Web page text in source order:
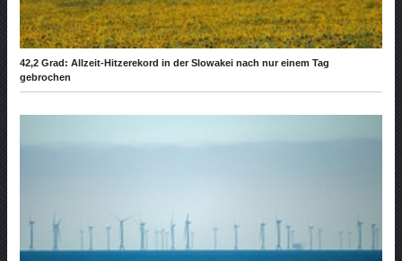
42,2 Grad: Allzeit-Hitzerekord in der Slowakei nach nur einem Tag
gebrochen